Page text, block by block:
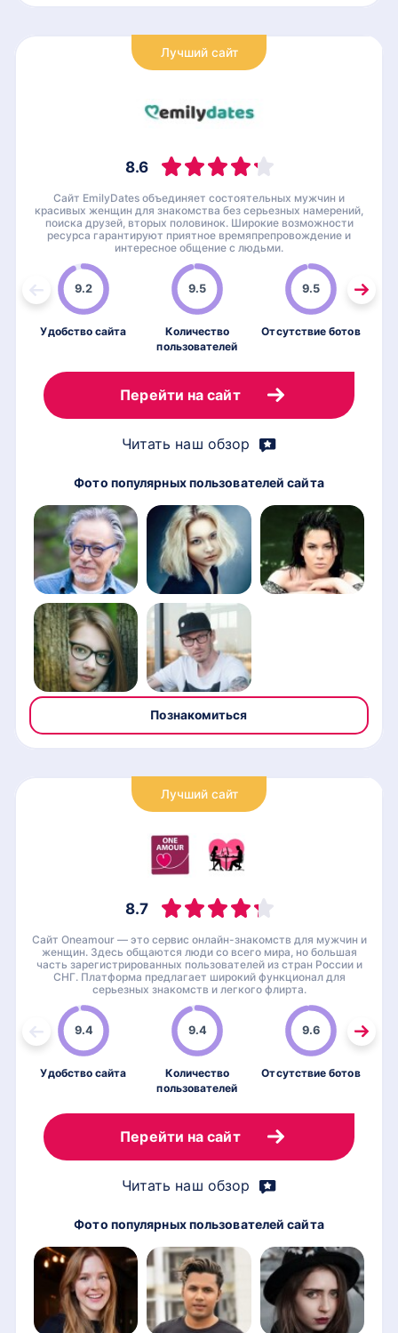
Лучший сайт
Сайт EmilyDates объединяет состоятельных мужчин и
красивых женщин для знакомства без серьезных намерений,
поиска друзей, вторых половинок. Широкие возможности
ресурса гарантируют приятное времяпрепровождение и
интересное общение с людьми.
9.2
Удобство сайта
9.5
Количество
пользователей
9.5
Отсутствие ботов
8.6
Перейти на сайт
Читать наш обзор
Фото популярных пользователей сайта
Познакомиться
Лучший сайт
Сайт Oneamour — это сервис онлайн-знакомств для мужчин и
женщин. Здесь общаются люди со всего мира, но большая
часть зарегистрированных пользователей из стран России и
СНГ. Платформа предлагает широкий функционал для
серьезных знакомств и легкого флирта.
9.4
Удобство сайта
9.4
Количество
пользователей
9.6
Отсутствие ботов
8.7
Перейти на сайт
Читать наш обзор
Фото популярных пользователей сайта